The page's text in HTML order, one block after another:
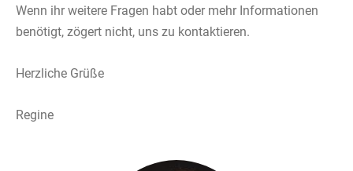
Wenn ihr weitere Fragen habt oder mehr Informationen
benötigt, zögert nicht, uns zu kontaktieren.
Herzliche Grüße
Regine